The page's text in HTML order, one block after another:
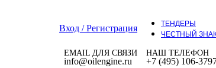
Вход / Регистрация
ТЕНДЕРЫ
ЧЕСТНЫЙ
EMAIL ДЛЯ СВЯЗИ
info@oilengine.ru
НАШ ТЕЛЕФОН
+7 (495) 106-